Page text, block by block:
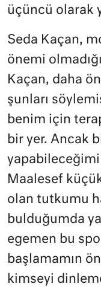
üçüncü olarak
Seda Kaçan,
önemi
Kaçan, daha
şunları
benim için
bir yer. Ancak
Maalesef
olan tutkumu
bulduğumda
egemen bu
başlamamın
kimseyi